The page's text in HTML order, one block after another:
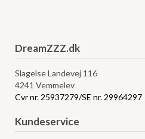
DreamZZZ.dk
Slagelse Landevej 116
4241 Vemmelev
Cvr nr. 25937279/SE nr. 29964297
Kundeservice